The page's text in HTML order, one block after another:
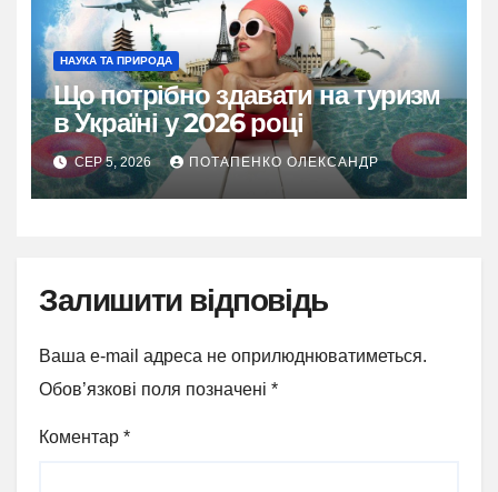
НАУКА ТА ПРИРОДА
Що потрібно здавати на туризм
в Україні у 2026 році
СЕР 5, 2026 ПОТАПЕНКО ОЛЕКСАНДР
Залишити відповідь
Ваша e-mail адреса не оприлюднюватиметься.
Обов’язкові поля позначені *
Коментар *